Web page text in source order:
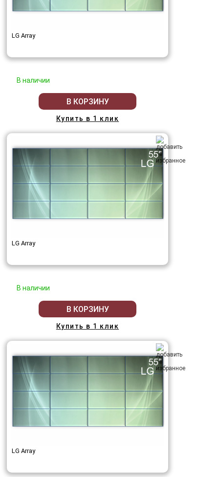
LG Array
В наличии
В КОРЗИНУ
Купить в 1 клик
LG Array
В наличии
В КОРЗИНУ
Купить в 1 клик
LG Array